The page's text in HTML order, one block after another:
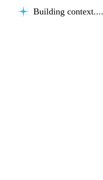
Building context...